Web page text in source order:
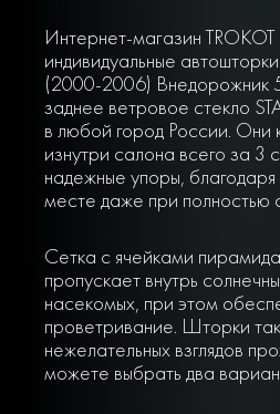
Интернет-магазин TROKOT
индивидуальные
(2000-2006) Внедорожник
заднее ветровое стекло
в любой город России. Они
изнутри салона всего за 3
надежные упоры,
месте даже при полностью
Сетка с ячейками
пропускает внутрь
насекомых, при этом
проветривание. Шторки
нежелательных взглядов
можете выбрать два